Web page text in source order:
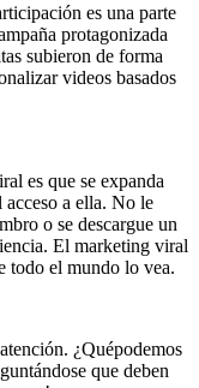
es una parte
protagonizada
subieron de forma
videos basados
es que se expanda
a ella. No le
o se descargue un
El marketing viral
todo el mundo lo vea.
¿Quépodemos
que deben